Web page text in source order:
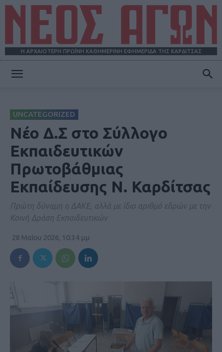
Η ΑΡΧΑΙΟΤΕΡΗ ΠΡΩΪΝΗ ΚΑΘΗΜΕΡΙΝΗ ΕΦΗΜΕΡΙΔΑ ΤΗΣ ΚΑΡΔΙΤΣΑΣ
UNCATEGORIZED
Νέο Δ.Σ στο Σύλλογο
Εκπαιδευτικών
Πρωτοβάθμιας
Εκπαίδευσης Ν. Καρδίτσας
Πρώτη δύναμη η ΔΑΚΕ, αλλά με ίδιο αριθμό εδρών με την
Κοινή Δράση Εκπαιδευτικών
28 Μαΐου 2026, 10:34 μμ